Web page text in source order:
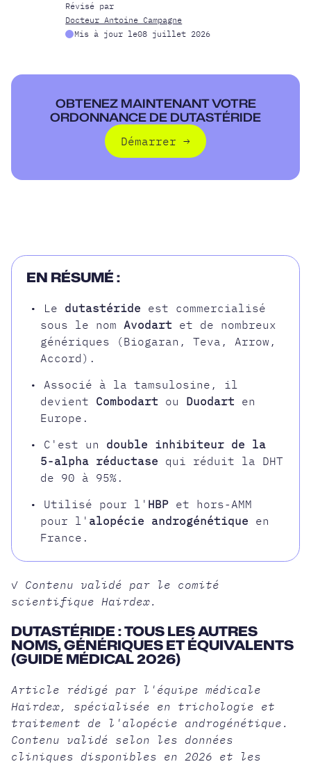
Révisé par
Docteur Antoine Campagne
Mis à jour le08 juillet 2026
OBTENEZ MAINTENANT VOTRE
ORDONNANCE DE DUTASTÉRIDE
Démarrer →
EN RÉSUMÉ :
• Le dutastéride est commercialisé
sous le nom Avodart et de nombreux
génériques (Biogaran, Teva, Arrow,
Accord).
• Associé à la tamsulosine, il
devient Combodart ou Duodart en
Europe.
• C'est un double inhibiteur de la
5-alpha réductase qui réduit la DHT
de 90 à 95%.
• Utilisé pour l' HBP et hors-AMM
pour l' alopécie androgénétique en
France.
✓ Contenu validé par le comité
scientifique Hairdex.
DUTASTÉRIDE : TOUS LES AUTRES
NOMS, GÉNÉRIQUES ET ÉQUIVALENTS
(GUIDE MÉDICAL 2026)
Article rédigé par l'équipe médicale
Hairdex, spécialisée en trichologie et
traitement de l'alopécie androgénétique.
Contenu validé selon les données
cliniques disponibles en 2026 et les